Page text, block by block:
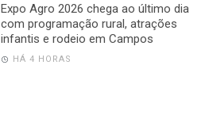
Expo Agro 2026 chega ao último dia
com programação rural, atrações
infantis e rodeio em Campos
HÁ 4 HORAS